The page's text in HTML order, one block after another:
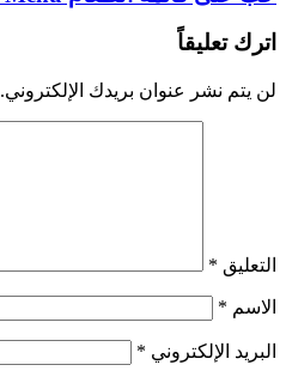
اترك تعليقاً
لن يتم نشر عنوان بريدك الإلكتروني.
التعليق *
الاسم *
البريد الإلكتروني *